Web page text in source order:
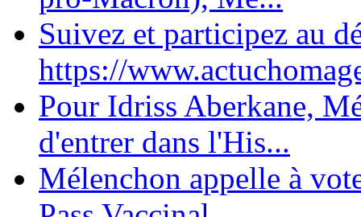
Suivez et participez au
https://
Pour Idriss Aberkane,
d'entrer dans l'His...
Mélenchon appelle à